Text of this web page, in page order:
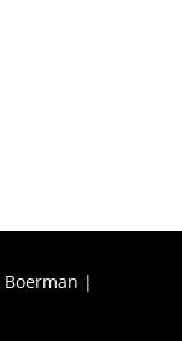
Boerman |